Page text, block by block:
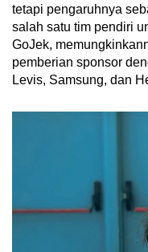
tetapi pengaruhnya
salah satu tim pendiri
GoJek,
pemberian sponsor
Levis, Samsung, dan